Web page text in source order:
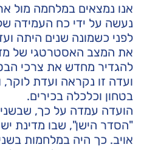
אנו נמצאים במלחמה מול
נעשה על ידי כח העמידה
לפני כשמונה שנים היתה
את המצב האסטרטגי של
להגדיר מחדש את צרכי
ועדה זו נקראה ועדת לוקר,
בטחון וכלכלה בכירים.
הועדה עמדה על כך,
"הסדר הישן", שבו מדינת
אויב. כך היה במלחמות